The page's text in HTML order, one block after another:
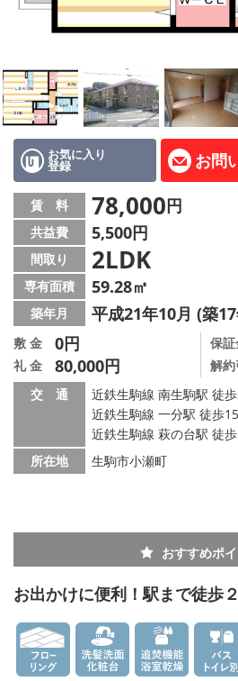
地図から探す
AcePlanner公式ライン
SNS
スタッフ紹介
リフォーム のことなら！
オーナー様へ
住宅型有料老人 Ｆｌｅｕｒａｇｅ
店舗情報·アクセス
会社概要
メールでお問い合わせ
お気に入り
登録 お問
賃 料 78,000円
共益費 5,500円
間取り 2LDK
専有面積 59.28㎡
築年月 平成21年10月 (築
敷 金 0円
礼 金 80,000円
保
解約
交 通
近鉄生駒線 南生駒駅 徒
近鉄生駒線 一分駅 徒歩
近鉄生駒線 萩の台駅 徒
所在地
生駒市小瀬町
おすすめポ
お出かけに便利！駅まで徒歩